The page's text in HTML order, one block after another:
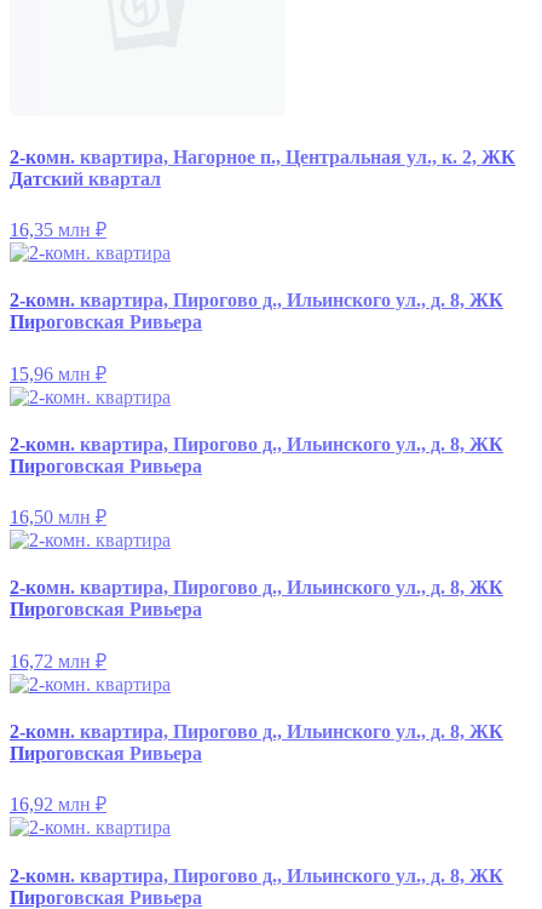
2-комн. квартира, Нагорное п., Центральная ул., к. 2, ЖК
Датский квартал
16,35 млн ₽
2-комн. квартира, Пирогово д., Ильинского ул., д. 8, ЖК
Пироговская Ривьера
15,96 млн ₽
2-комн. квартира, Пирогово д., Ильинского ул., д. 8, ЖК
Пироговская Ривьера
16,50 млн ₽
2-комн. квартира, Пирогово д., Ильинского ул., д. 8, ЖК
Пироговская Ривьера
16,72 млн ₽
2-комн. квартира, Пирогово д., Ильинского ул., д. 8, ЖК
Пироговская Ривьера
16,92 млн ₽
2-комн. квартира, Пирогово д., Ильинского ул., д. 8, ЖК
Пироговская Ривьера